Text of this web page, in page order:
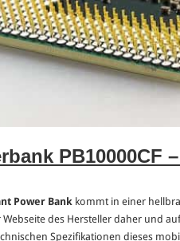
PB10000CF –
Power Bank kommt in einer
Webseite des Hersteller daher und
Spezifikationen dieses